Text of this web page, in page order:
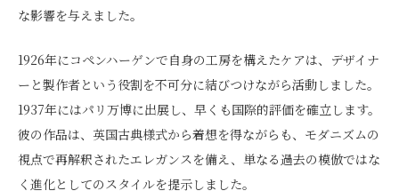
な影響を与えました。
1926年にコペンハーゲンで自身の工房を構えたケアは、デザイナ
ーと製作者という役割を不可分に結びつけながら活動しました。
1937年にはパリ万博に出展し、早くも国際的評価を確立します。
彼の作品は、英国古典様式から着想を得ながらも、モダニズムの
視点で再解釈されたエレガンスを備え、単なる過去の模倣ではな
く進化としてのスタイルを提示しました。